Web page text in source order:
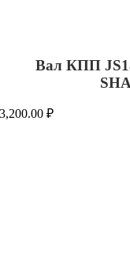
Вал КПП
3,200.00₽